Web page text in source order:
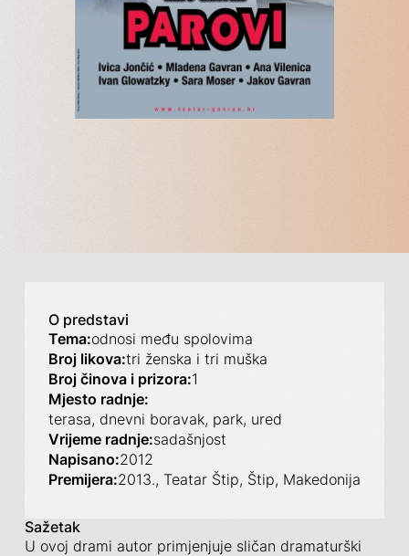
O predstavi
Tema:odnosi među spolovima
Broj likova:tri ženska i tri muška
Broj činova i prizora:1
Mjesto radnje:
terasa, dnevni boravak, park, ured
Vrijeme radnje:sadašnjost
Napisano:2012
Premijera:2013., Teatar Štip, Štip, Makedonija
Sažetak
U ovoj drami autor primjenjuje sličan dramaturški